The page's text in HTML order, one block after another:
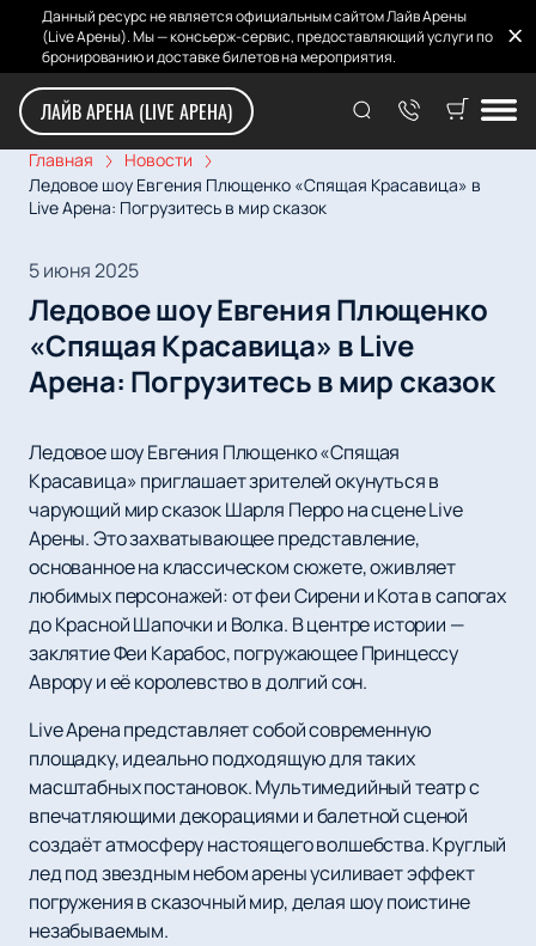
Данный ресурс не является официальным сайтом Лайв Арены
(Live Арены). Мы — консьерж-сервис, предоставляющий услуги по
бронированию и доставке билетов на мероприятия.
ЛАЙВ АРЕНА (LIVE АРЕНА)
Главная
Новости
Ледовое шоу Евгения Плющенко «Спящая Красавица» в
Live Арена: Погрузитесь в мир сказок
5 июня 2025
Ледовое шоу Евгения Плющенко
«Спящая Красавица» в Live
Арена: Погрузитесь в мир сказок
Ледовое шоу Евгения Плющенко «Спящая
Красавица» приглашает зрителей окунуться в
чарующий мир сказок Шарля Перро на сцене Live
Арены. Это захватывающее представление,
основанное на классическом сюжете, оживляет
любимых персонажей: от феи Сирени и Кота в сапогах
до Красной Шапочки и Волка. В центре истории —
заклятие Феи Карабос, погружающее Принцессу
Аврору и её королевство в долгий сон.
Live Арена представляет собой современную
площадку, идеально подходящую для таких
масштабных постановок. Мультимедийный театр с
впечатляющими декорациями и балетной сценой
создаёт атмосферу настоящего волшебства. Круглый
лед под звездным небом арены усиливает эффект
погружения в сказочный мир, делая шоу поистине
незабываемым.